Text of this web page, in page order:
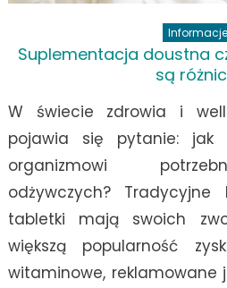
Informacje
Suplementacja doustna
są
W świecie zdrowia i
pojawia się pytanie: jak
organizmowi
odżywczych? Tradycyjne
tabletki mają swoich
większą popularność
witaminowe, reklamowane